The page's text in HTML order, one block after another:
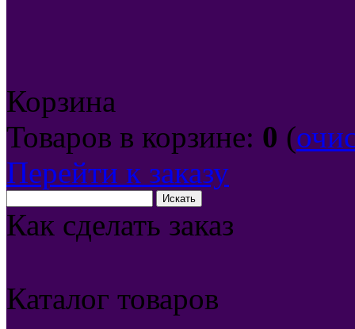
Корзина
Товаров в корзине: 0 (
Перейти к заказу
Как сделать заказ
Каталог товаров